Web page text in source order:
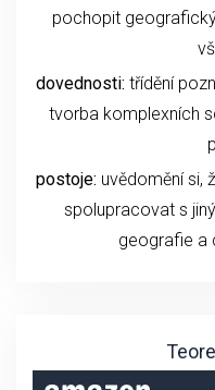
pochopit
dovednosti: třídění
tvorba komplexních
postoje: uvědomění si,
spolupracovat s
geografie a